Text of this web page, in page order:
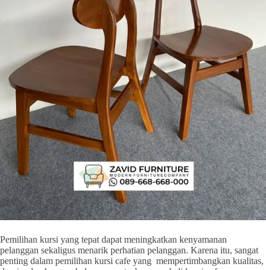
Pemilihan kursi yang tepat dapat meningkatkan kenyamanan
pelanggan sekaligus menarik perhatian pelanggan. Karena itu, sangat
penting dalam pemilihan kursi cafe yang mempertimbangkan kualitas,